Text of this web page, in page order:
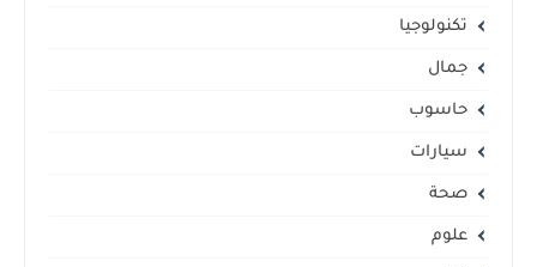
تكنولوجيا
جمال
حاسوب
سيارات
صحة
علوم